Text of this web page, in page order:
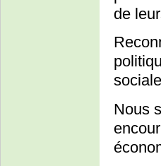
de
Nous